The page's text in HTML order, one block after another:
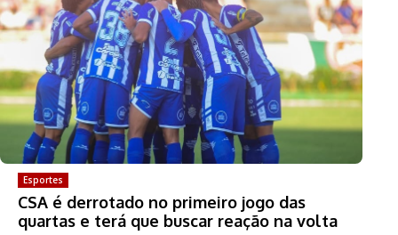
Esportes
CSA é derrotado no primeiro jogo das
quartas e terá que buscar reação na volta